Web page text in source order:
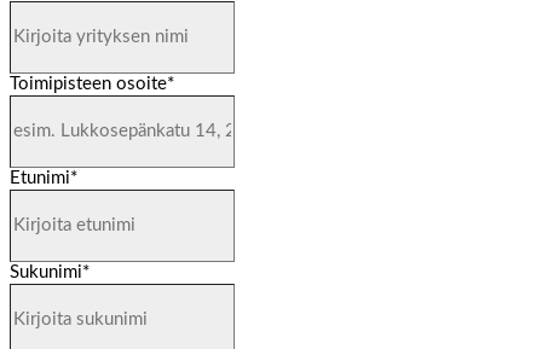
Toimipisteen osoite*
Etunimi*
Sukunimi*